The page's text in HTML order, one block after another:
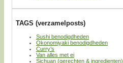
TAGS (verzamelposts)
Sushi benodigdheden
Okonomiyaki benodigdheden
Curry’s
Van alles met ei
Sichuan (gerechten & ingredienten)